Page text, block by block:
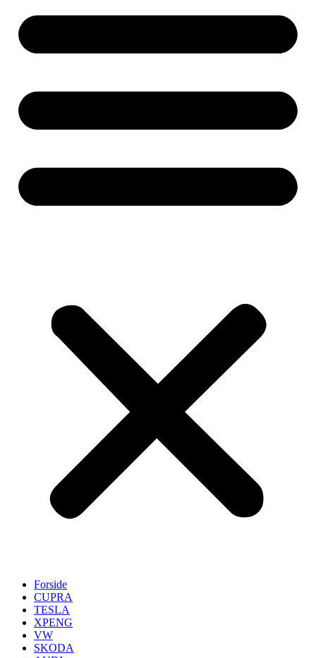
Forside
CUPRA
TESLA
XPENG
VW
SKODA